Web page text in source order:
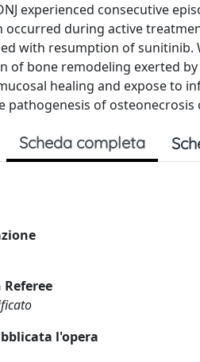
experienced consecutive
occurred during active
with resumption of
of bone remodeling exerted
healing and expose to
pathogenesis of osteonecrosis
Scheda completa
l'opera